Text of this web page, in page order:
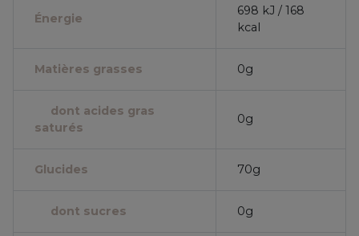
Énergie
698 kJ / 168
kcal
Matières grasses 0g
dont acides gras
saturés
0g
Glucides 70g
dont sucres 0g